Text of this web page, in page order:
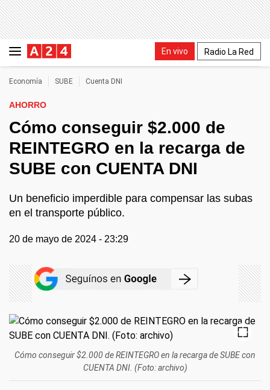
En vivo Radio La Red
Economía SUBE Cuenta DNI
AHORRO
Cómo conseguir $2.000 de
REINTEGRO en la recarga de
SUBE con CUENTA DNI
Un beneficio imperdible para compensar las subas
en el transporte público.
20 de mayo de 2024 - 23:29
Cómo conseguir $2.000 de REINTEGRO en la recarga de SUBE con
CUENTA DNI. (Foto: archivo)